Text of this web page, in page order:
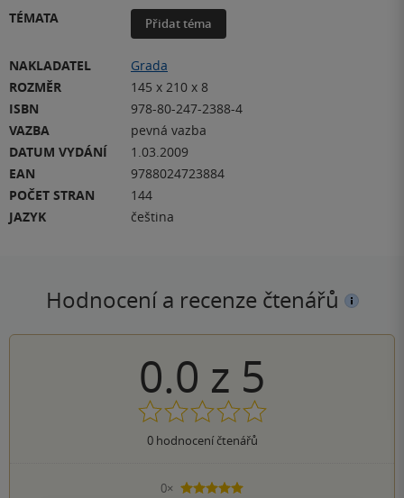
TÉMATA
Přidat téma
NAKLADATEL
Grada
ROZMĚR
145 x 210 x 8
ISBN
978-80-247-2388-4
VAZBA
pevná vazba
DATUM VYDÁNÍ
1.03.2009
EAN
9788024723884
POČET STRAN
144
JAZYK
čeština
Hodnocení a recenze čtenářů
0.0 z 5
0hodnocení čtenářů
0×
5 hvězdiček